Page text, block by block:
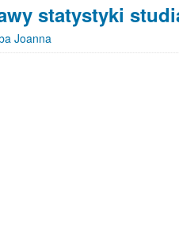
statystyki
Joanna